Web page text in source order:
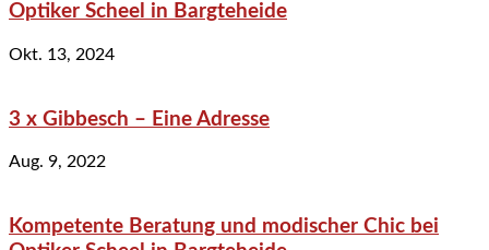
Optiker Scheel in Bargteheide
Okt. 13, 2024
3 x Gibbesch – Eine Adresse
Aug. 9, 2022
Kompetente Beratung und modischer Chic bei